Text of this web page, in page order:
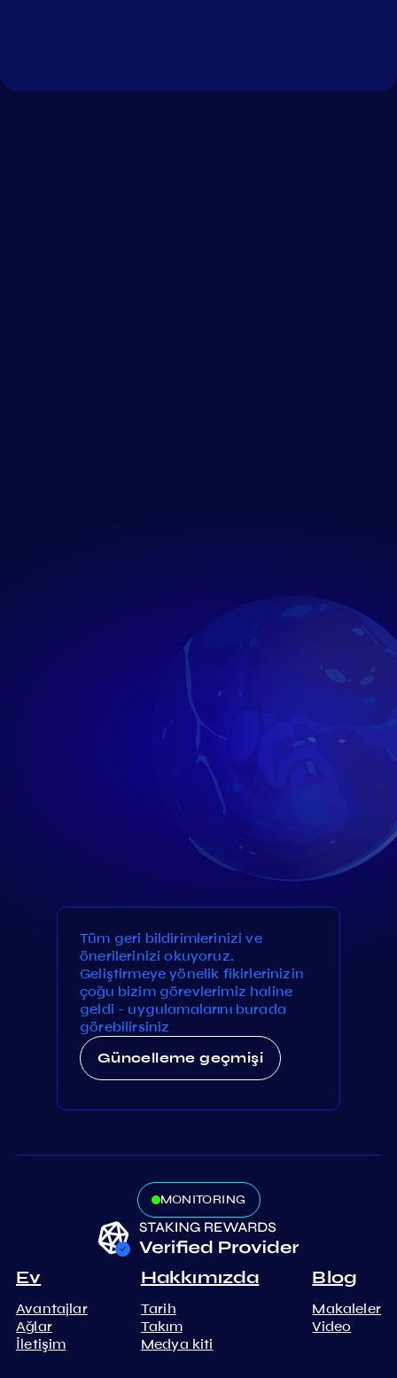
Tüm geri bildirimlerinizi ve
önerilerinizi okuyoruz.
Geliştirmeye yönelik fikirlerinizin
çoğu bizim görevlerimiz haline
geldi - uygulamalarını burada
görebilirsiniz
Güncelleme geçmişi
MONITORING
Ev
Avantajlar
Ağlar
İletişim
Hakkımızda
Tarih
Takım
Medya kiti
Blog
Makaleler
Video